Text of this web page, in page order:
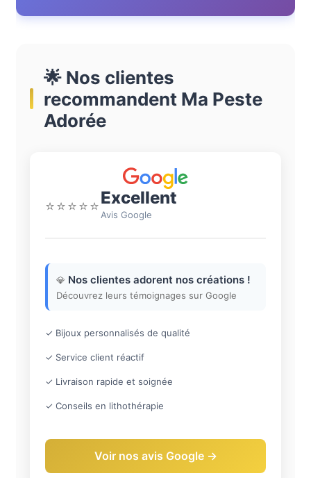
🌟 Nos clientes
recommandent Ma Peste
Adorée
⭐⭐⭐⭐⭐Excellent
Avis Google
💎 Nos clientes adorent nos créations !
Découvrez leurs témoignages sur Google
✓ Bijoux personnalisés de qualité
✓ Service client réactif
✓ Livraison rapide et soignée
✓ Conseils en lithothérapie
Voir nos avis Google →